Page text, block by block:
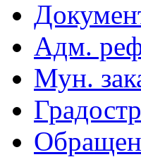
Адм.
Мун.